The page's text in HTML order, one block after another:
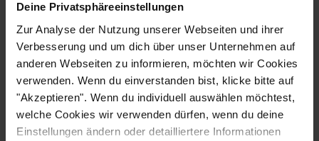
Deine Privatsphäreeinstellungen
Zur Analyse der Nutzung unserer Webseiten und ihrer
Verbesserung und um dich über unser Unternehmen auf
anderen Webseiten zu informieren, möchten wir Cookies
verwenden. Wenn du einverstanden bist, klicke bitte auf
"Akzeptieren". Wenn du individuell auswählen möchtest,
welche Cookies wir verwenden dürfen, wenn du deine
Einstellungen ändern oder detailliertere Informationen
Lena Georgi ist
systemischer Business
Coach für berufstätige
Eltern, die in puncto
Vereinbarkeit von Familie und Beruf, mehr Balance
und Zufriedenheit erlangen möchten.